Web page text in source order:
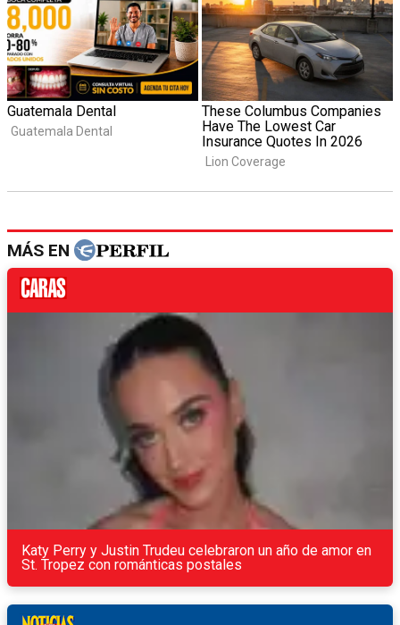
MÁS EN
Katy Perry y Justin Trudeu celebraron un año de amor en
St. Tropez con románticas postales